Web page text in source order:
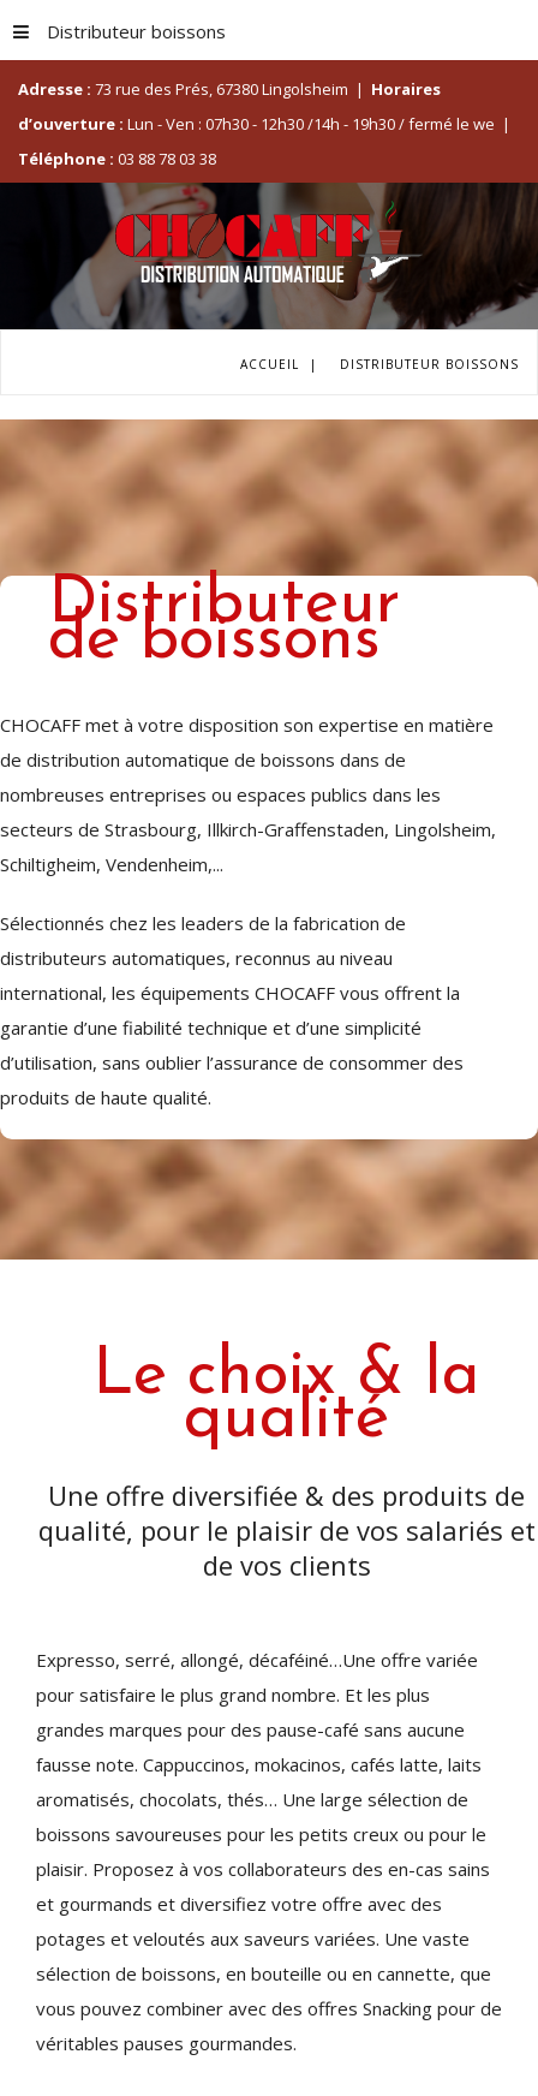
Adresse : 73 rue des Prés, 67380 Lingolsheim | Horaires
d’ouverture : Lun - Ven : 07h30 - 12h30 /14h - 19h30 / fermé le we |
Téléphone : 03 88 78 03 38
Distributeur boissons
ACCUEIL | DISTRIBUTEUR BOISSONS
Distributeur
de boissons
CHOCAFF met à votre disposition son expertise en matière
de distribution automatique de boissons dans de
nombreuses entreprises ou espaces publics dans les
secteurs de Strasbourg, Illkirch-Graffenstaden, Lingolsheim,
Schiltigheim, Vendenheim,...
Sélectionnés chez les leaders de la fabrication de
distributeurs automatiques, reconnus au niveau
international, les équipements CHOCAFF vous offrent la
garantie d’une fiabilité technique et d’une simplicité
d’utilisation, sans oublier l’assurance de consommer des
produits de haute qualité.
Le choix & la
qualité
Une offre diversifiée & des produits de
qualité, pour le plaisir de vos salariés et
de vos clients
Expresso, serré, allongé, décaféiné…Une offre variée
pour satisfaire le plus grand nombre. Et les plus
grandes marques pour des pause-café sans aucune
fausse note. Cappuccinos, mokacinos, cafés latte, laits
aromatisés, chocolats, thés… Une large sélection de
boissons savoureuses pour les petits creux ou pour le
plaisir. Proposez à vos collaborateurs des en-cas sains
et gourmands et diversifiez votre offre avec des
potages et veloutés aux saveurs variées. Une vaste
sélection de boissons, en bouteille ou en cannette, que
vous pouvez combiner avec des offres Snacking pour de
véritables pauses gourmandes.